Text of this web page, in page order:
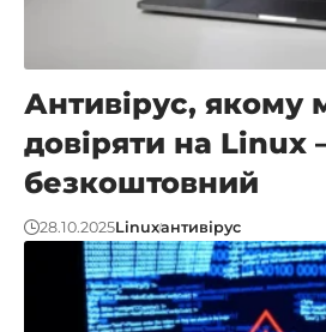
Антивірус, якому
довіряти на Linux
безкоштовний
28.10.2025Linuxантивірус